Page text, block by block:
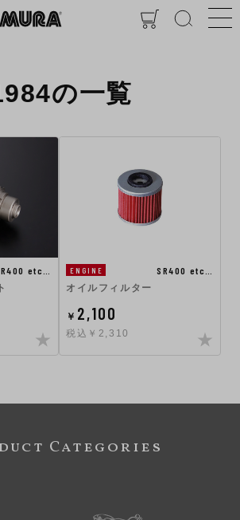
の一覧
etc…
ENGINE
SR400 etc…
オイルフィルター
￥ 2,100
税込￥2,310
Categories